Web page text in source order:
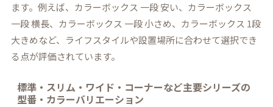
ます。例えば、カラーボックス 一段 安い、カラーボックス
一段 横長、カラーボックス 一段 小さめ、カラーボックス 1段
大きめなど、ライフスタイルや設置場所に合わせて選択でき
る点が評価されています。
標準・スリム・ワイド・コーナーなど主要シリーズの
型番・カラーバリエーション